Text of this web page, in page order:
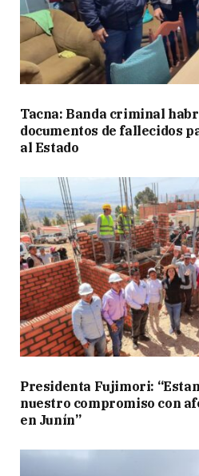
Tacna: Banda criminal
documentos de fallecidos
al Estado
Presidenta Fujimori:
nuestro compromiso con
en Junín”